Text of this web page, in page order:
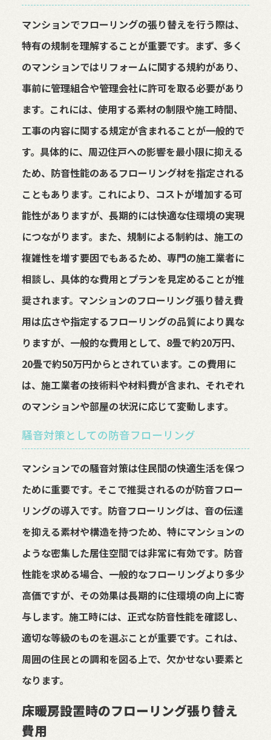
マンションでフローリングの張り替えを行う際は、
特有の規制を理解することが重要です。まず、多く
のマンションではリフォームに関する規約があり、
事前に管理組合や管理会社に許可を取る必要があり
ます。これには、使用する素材の制限や施工時間、
工事の内容に関する規定が含まれることが一般的で
す。具体的に、周辺住戸への影響を最小限に抑える
ため、防音性能のあるフローリング材を指定される
こともあります。これにより、コストが増加する可
能性がありますが、長期的には快適な住環境の実現
につながります。また、規制による制約は、施工の
複雑性を増す要因でもあるため、専門の施工業者に
相談し、具体的な費用とプランを見定めることが推
奨されます。マンションのフローリング張り替え費
用は広さや指定するフローリングの品質により異な
りますが、一般的な費用として、8畳で約20万円、
20畳で約50万円からとされています。この費用に
は、施工業者の技術料や材料費が含まれ、それぞれ
のマンションや部屋の状況に応じて変動します。
騒音対策としての防音フローリング
マンションでの騒音対策は住民間の快適生活を保つ
ために重要です。そこで推奨されるのが防音フロー
リングの導入です。防音フローリングは、音の伝達
を抑える素材や構造を持つため、特にマンションの
ような密集した居住空間では非常に有効です。防音
性能を求める場合、一般的なフローリングより多少
高価ですが、その効果は長期的に住環境の向上に寄
与します。施工時には、正式な防音性能を確認し、
適切な等級のものを選ぶことが重要です。これは、
周囲の住民との調和を図る上で、欠かせない要素と
なります。
床暖房設置時のフローリング張り替え
費用